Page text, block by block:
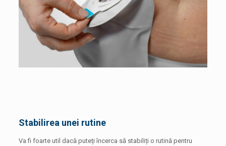
Stabilirea unei rutine
Va fi foarte util dacă puteți încerca să stabiliți o rutină pentru